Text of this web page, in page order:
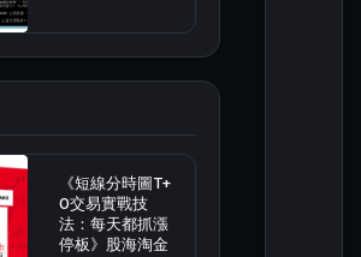
《短線分時圖T+
0交易實戰技
法：每天都抓漲
停板》股海淘金